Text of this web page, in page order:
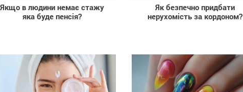
Якщо в людини немає стажу
яка буде пенсія?
Як безпечно придбати
нерухомість за кордоном?